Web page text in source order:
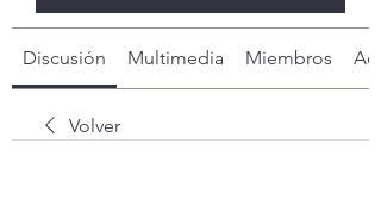
Discusión Multimedia Miembros
Volver